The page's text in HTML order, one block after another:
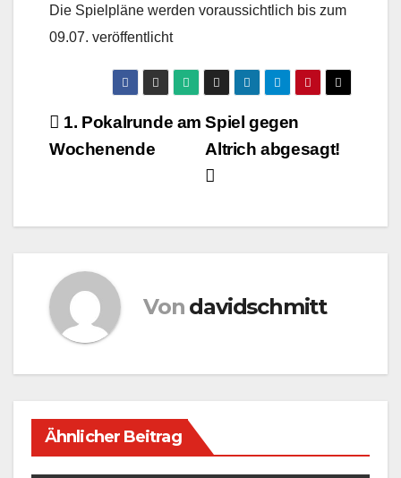
Die Spielpläne werden voraussichtlich bis zum
09.07. veröffentlicht
Beitragsnavigation
Spiel gegen
Altrich abgesagt!
1. Pokalrunde am
Wochenende
Von davidschmitt
Ähnlicher Beitrag